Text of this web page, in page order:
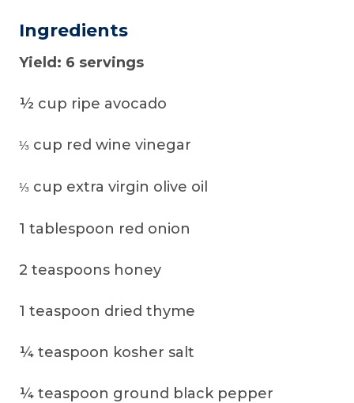
Ingredients
Yield: 6 servings
½ cup ripe avocado
⅓ cup red wine vinegar
⅓ cup extra virgin olive oil
1 tablespoon red onion
2 teaspoons honey
1 teaspoon dried thyme
¼ teaspoon kosher salt
¼ teaspoon ground black pepper